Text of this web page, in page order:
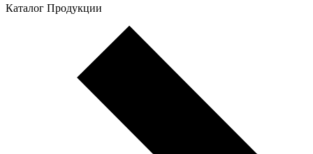
Каталог Продукции